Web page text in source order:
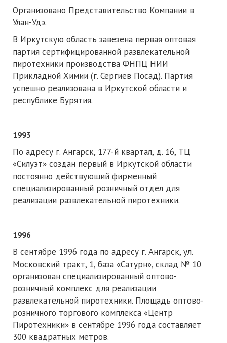
Организовано Представительство Компании в
Улан-Удэ.
В Иркутскую область завезена первая оптовая
партия сертифицированной развлекательной
пиротехники производства ФНПЦ НИИ
Прикладной Химии (г. Сергиев Посад). Партия
успешно реализована в Иркутской области и
республике Бурятия.
1993
По адресу г. Ангарск, 177-й квартал, д. 16, ТЦ
«Силуэт» создан первый в Иркутской области
постоянно действующий фирменный
специализированный розничный отдел для
реализации развлекательной пиротехники.
1996
В сентябре 1996 года по адресу г. Ангарск, ул.
Московский тракт, 1, база «Сатурн», склад № 10
организован специализированный оптово-
розничный комплекс для реализации
развлекательной пиротехники. Площадь оптово-
розничного торгового комплекса «Центр
Пиротехники» в сентябре 1996 года составляет
300 квадратных метров.